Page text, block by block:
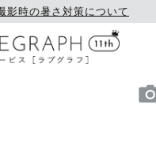
影時の暑さ対策について